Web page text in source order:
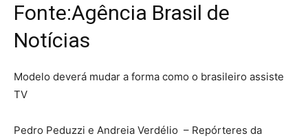
Fonte:Agência Brasil de
Notícias
Modelo deverá mudar a forma como o brasileiro assiste
TV
Pedro Peduzzi e Andreia Verdélio – Repórteres da